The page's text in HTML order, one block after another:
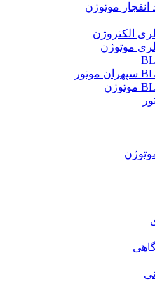
انفجار موتوژن
الکتروژن
موتوژن